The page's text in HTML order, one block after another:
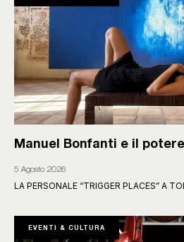
Manuel Bonfanti e il
5 Agosto 2026
LA PERSONALE “TRIGGER PLACES” A
EVENTI & CULTURA